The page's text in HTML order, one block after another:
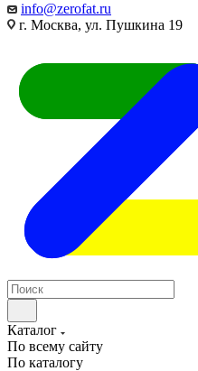
info@zerofat.ru
г. Москва, ул. Пушкина 19
Каталог
По всему сайту
По каталогу